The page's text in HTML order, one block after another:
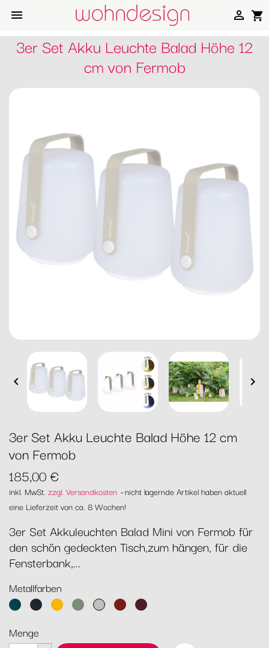
 shopping_cart

3er Set Akku Leuchte Balad Höhe 12
cm von Fermob
 
3er Set Akku Leuchte Balad Höhe 12 cm
von Fermob
185,00 €
inkl. MwSt. zzgl. Versandkosten nicht lagernde Artikel haben aktuell
eine Lieferzeit von ca. 8 Wochen!
3er Set Akkuleuchten Balad Mini von Fermob für
den schön gedeckten Tisch,zum hängen, für die
Fensterbank,...
Metallfarben
Acapulcoblau
AnthrazitHonigKaktusLehmgrau
OckerSchwarzkirsche
Menge